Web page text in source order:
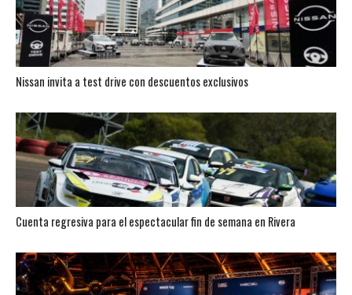
Nissan invita a test drive con descuentos exclusivos
Cuenta regresiva para el espectacular fin de semana en Rivera